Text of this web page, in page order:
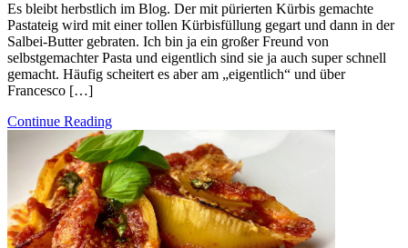
Es bleibt herbstlich im Blog. Der mit pürierten Kürbis gemachte
Pastateig wird mit einer tollen Kürbisfüllung gegart und dann in der
Salbei-Butter gebraten. Ich bin ja ein großer Freund von
selbstgemachter Pasta und eigentlich sind sie ja auch super schnell
gemacht. Häufig scheitert es aber am „eigentlich“ und über
Francesco […]
Continue Reading